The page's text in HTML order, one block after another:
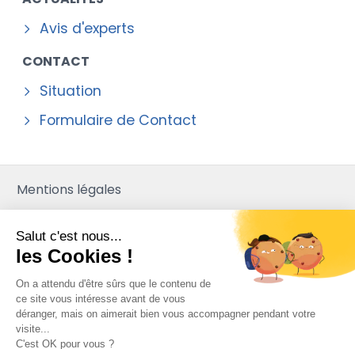
Avis d'experts
CONTACT
Situation
Formulaire de Contact
Mentions légales
Plan du site
Mediapilote
Salut c'est nous...
les Cookies !
On a attendu d'être sûrs que le contenu de
ce site vous intéresse avant de vous
déranger, mais on aimerait bien vous accompagner pendant votre
visite...
C'est OK pour vous ?